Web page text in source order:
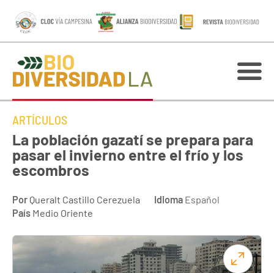
ARTÍCULOS
La población gazatí se prepara para
pasar el invierno entre el frío y los
escombros
Por Queralt Castillo Cerezuela Idioma Español
País Medio Oriente